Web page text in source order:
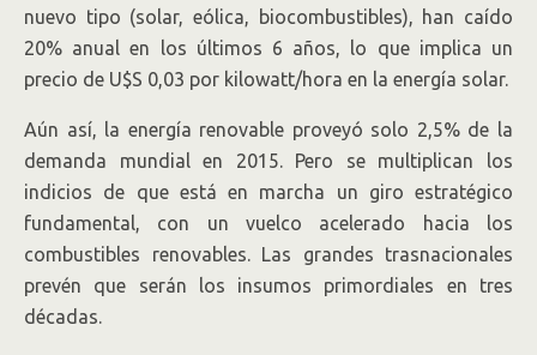
nuevo tipo (solar, eólica, biocombustibles), han caído
20% anual en los últimos 6 años, lo que implica un
precio de U$S 0,03 por kilowatt/hora en la energía solar.
Aún así, la energía renovable proveyó solo 2,5% de la
demanda mundial en 2015. Pero se multiplican los
indicios de que está en marcha un giro estratégico
fundamental, con un vuelco acelerado hacia los
combustibles renovables. Las grandes trasnacionales
prevén que serán los insumos primordiales en tres
décadas.